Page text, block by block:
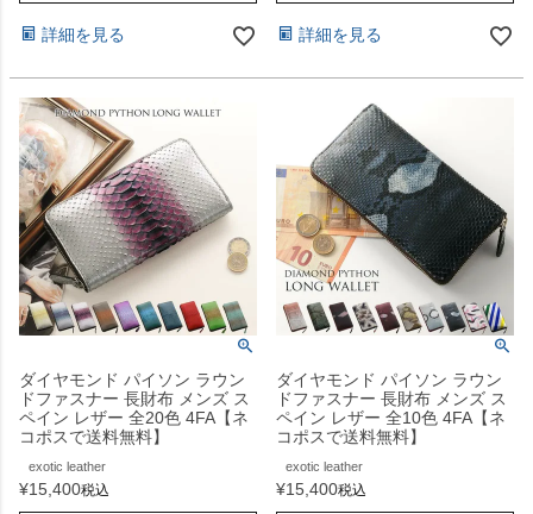
詳細を見る 詳細を見る
ダイヤモンド パイソン ラウン
ドファスナー 長財布 メンズ ス
ペイン レザー 全20色 4FA【ネ
コポスで送料無料】
exotic leather
¥15,400税込
ダイヤモンド パイソン ラウン
ドファスナー 長財布 メンズ ス
ペイン レザー 全10色 4FA【ネ
コポスで送料無料】
exotic leather
¥15,400税込